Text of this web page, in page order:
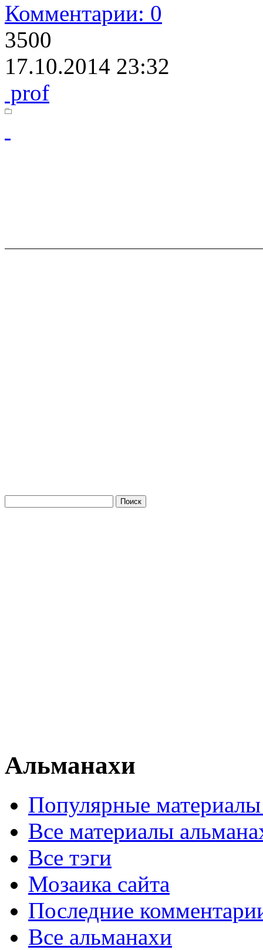
Комментарии: 0
3500
17.10.2014 23:32
prof
Альманахи
Популярные
Все материалы
Все тэги
Мозаика сайта
Последние
Все альманахи